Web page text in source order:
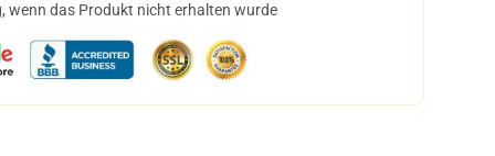
wenn das Produkt nicht erhalten wurde